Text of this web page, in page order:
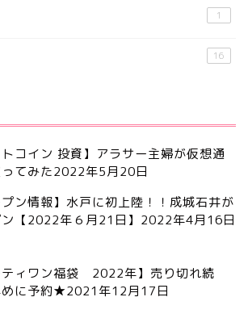
1
16
トコイン 投資】アラサー主婦が仮想通
てみた2022年5月20日
プン情報】水戸に初上陸！！成城石井が
【2022年６月21日】 2022年4月16日
ティワン福袋 2022年】売り切れ続
めに予約★2021年12月17日